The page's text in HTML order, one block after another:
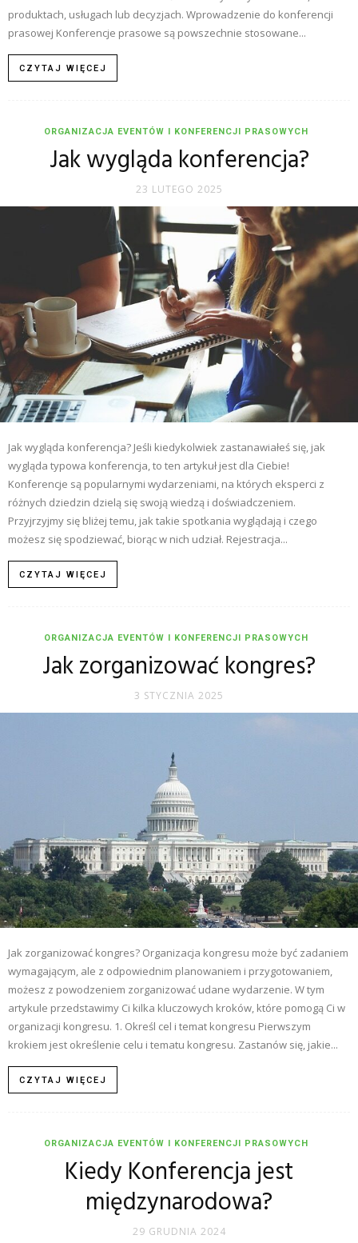
produktach, usługach lub decyzjach. Wprowadzenie do konferencji
prasowej Konferencje prasowe są powszechnie stosowane...
CZYTAJ WIĘCEJ
ORGANIZACJA EVENTÓW I KONFERENCJI PRASOWYCH
Jak wygląda konferencja?
23 LUTEGO 2025
Jak wygląda konferencja? Jeśli kiedykolwiek zastanawiałeś się, jak
wygląda typowa konferencja, to ten artykuł jest dla Ciebie!
Konferencje są popularnymi wydarzeniami, na których eksperci z
różnych dziedzin dzielą się swoją wiedzą i doświadczeniem.
Przyjrzyjmy się bliżej temu, jak takie spotkania wyglądają i czego
możesz się spodziewać, biorąc w nich udział. Rejestracja...
CZYTAJ WIĘCEJ
ORGANIZACJA EVENTÓW I KONFERENCJI PRASOWYCH
Jak zorganizować kongres?
3 STYCZNIA 2025
Jak zorganizować kongres? Organizacja kongresu może być zadaniem
wymagającym, ale z odpowiednim planowaniem i przygotowaniem,
możesz z powodzeniem zorganizować udane wydarzenie. W tym
artykule przedstawimy Ci kilka kluczowych kroków, które pomogą Ci w
organizacji kongresu. 1. Określ cel i temat kongresu Pierwszym
krokiem jest określenie celu i tematu kongresu. Zastanów się, jakie...
CZYTAJ WIĘCEJ
ORGANIZACJA EVENTÓW I KONFERENCJI PRASOWYCH
Kiedy Konferencja jest
międzynarodowa?
29 GRUDNIA 2024